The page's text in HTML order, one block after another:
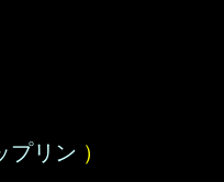
プリン ）